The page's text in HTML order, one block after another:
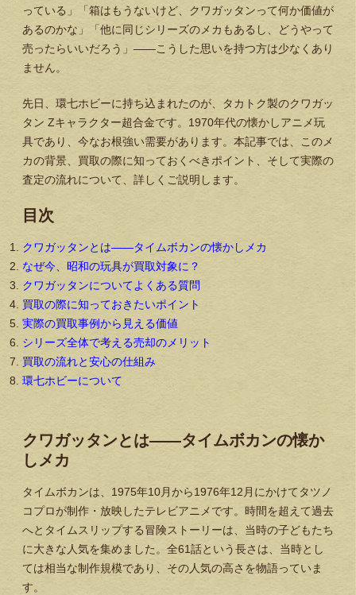
っている」「箱はもうないけど、クワガッタンって何か価値が
あるのかな」「他に同じシリーズのメカもあるし、どうやって
売ったらいいだろう」——こうした思いを持つ方は少なくあり
ません。
先日、環七ホビーに持ち込まれたのが、タカトク製のクワガッ
タン Zキャラクター超合金です。1970年代の懐かしアニメ玩
具であり、今なお根強い需要があります。本記事では、このメ
カの背景、買取の際に知っておくべきポイント、そして実際の
査定の流れについて、詳しくご説明します。
目次
クワガッタンとは——タイムボカンの懐かしメカ
なぜ今、昭和の玩具が買取対象に？
クワガッタンについてよくある質問
買取の際に知っておきたいポイント
実際の買取事例から見える価値
シリーズ全体で考える売却のメリット
買取の流れと安心の仕組み
環七ホビーについて
クワガッタンとは——タイムボカンの懐か
しメカ
タイムボカンは、1975年10月から1976年12月にかけてタツノ
コプロが制作・放映したテレビアニメです。時間を超えて過去
へとタイムスリップする冒険ストーリーは、当時の子どもたち
に大きな人気を集めました。全61話という長さは、当時とし
ては相当な制作規模であり、その人気の高さを物語っていま
す。